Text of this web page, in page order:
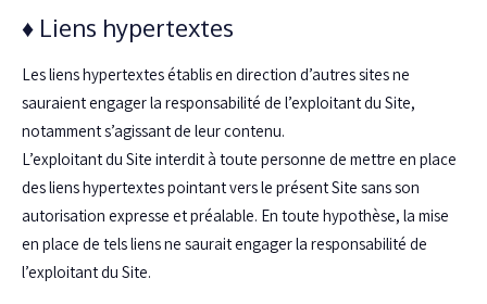
♦ Liens hypertextes
Les liens hypertextes établis en direction d’autres sites ne
sauraient engager la responsabilité de l’exploitant du Site,
notamment s’agissant de leur contenu.
L’exploitant du Site interdit à toute personne de mettre en place
des liens hypertextes pointant vers le présent Site sans son
autorisation expresse et préalable. En toute hypothèse, la mise
en place de tels liens ne saurait engager la responsabilité de
l’exploitant du Site.